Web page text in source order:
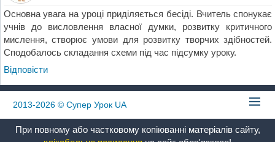
Основна увага на уроці приділяється бесіді. Вчитель спонукає
учнів до висловлення власної думки, розвитку критичного
мислення, створює умови для розвитку творчих здібностей.
Сподобалось складання схеми під час підсумку уроку.
Відповіcти
2013-2026 © Супер Урок UA
При повному або частковому копіюванні матеріалів сайту,